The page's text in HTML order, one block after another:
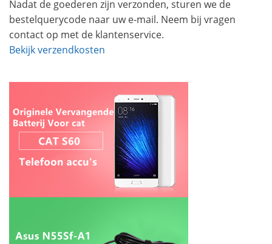
Nadat de goederen zijn verzonden, sturen we de
bestelquerycode naar uw e-mail. Neem bij vragen
contact op met de klantenservice.
Bekijk verzendkosten